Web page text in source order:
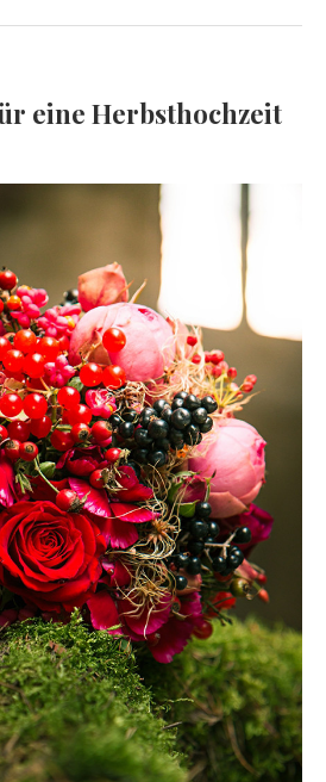
eine Herbsthochzeit